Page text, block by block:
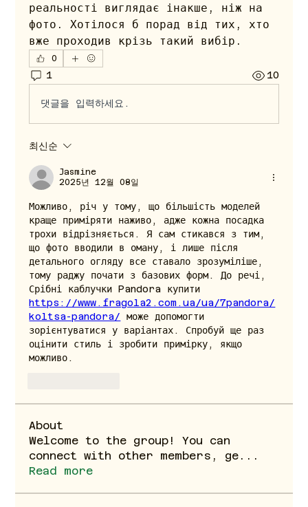
реальності виглядає інакше, ніж на
фото. Хотілося б порад від тих, хто
вже проходив крізь такий вибір.
0
1 10
댓글을 입력하세요.
최신순
Jasmine
2025년 12월 08일
Можливо, річ у тому, що більшість моделей
краще приміряти наживо, адже кожна посадка
трохи відрізняється. Я сам стикався з тим,
що фото вводили в оману, і лише після
детального огляду все ставало зрозуміліше,
тому раджу почати з базових форм. До речі,
https://www.fragola2.com.ua/ua/7pandora/
koltsa-pandora/ може допомогти
зорієнтуватися у варіантах. Спробуй ще раз
оцінити стиль і зробити примірку, якщо
можливо.
About
Welcome to the group! You can
connect with other members, ge ...
Read more